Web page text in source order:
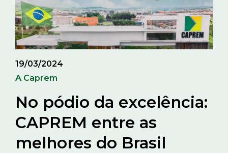
19/03/2024
A Caprem
No pódio da excelência:
CAPREM entre as
melhores do Brasil